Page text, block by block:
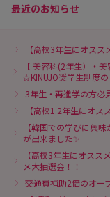
最近のお知らせ
【高校3年生にオス
【 美容科(2年生）・
☆KINUJO奨学生制度
3年生・再進学の方必
【高校1.2年生にオ
【韓国での学びに興
が出来ました✨
【高校3年生にオス
メ大抽選会！！
交通費補助2倍のオー